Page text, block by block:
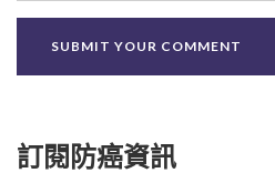
訂閱防癌資訊